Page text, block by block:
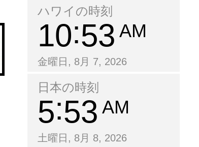
ハワイの時刻
10 53 AM
金曜日, 8月 7, 2026
日本の時刻
5 53 AM
土曜日, 8月 8, 2026